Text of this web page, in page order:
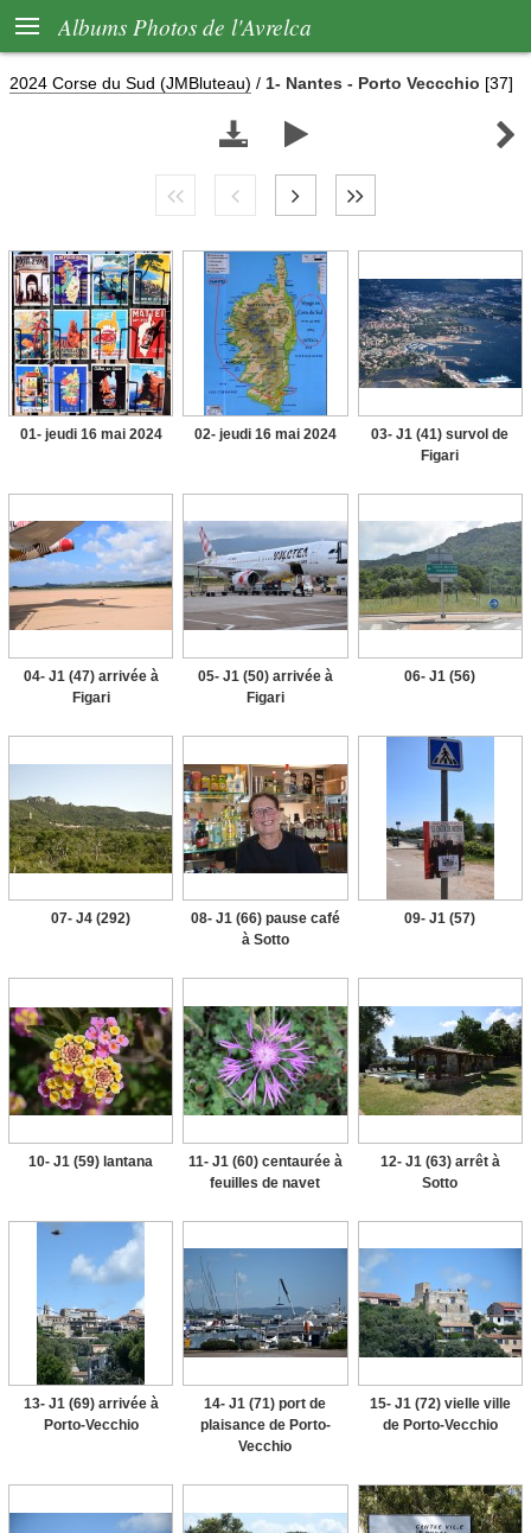
 Albums Photos de l'Avrelca
2024 Corse du Sud (JMBluteau) / 1- Nantes - Porto Veccchio [37]
  
01- jeudi 16 mai 2024 02- jeudi 16 mai 2024
03- J1 (41) survol de
Figari
04- J1 (47) arrivée à
Figari
05- J1 (50) arrivée à
Figari
06- J1 (56)
07- J4 (292)
08- J1 (66) pause café
à Sotto
09- J1 (57)
10- J1 (59) lantana
11- J1 (60) centaurée à
feuilles de navet
12- J1 (63) arrêt à
Sotto
13- J1 (69) arrivée à
Porto-Vecchio
14- J1 (71) port de
plaisance de Porto-
Vecchio
15- J1 (72) vielle ville
de Porto-Vecchio